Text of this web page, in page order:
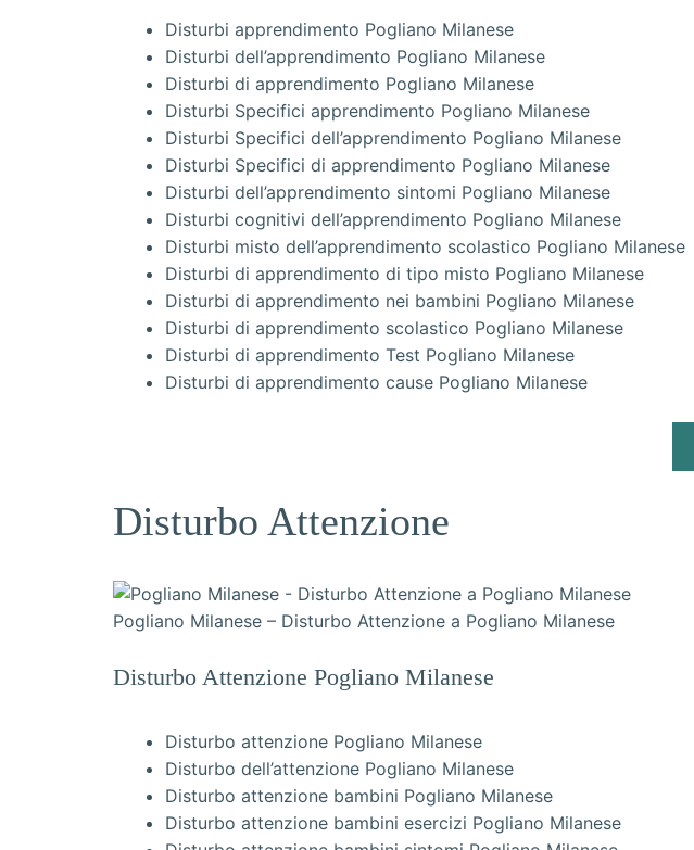
Disturbi apprendimento Pogliano Milanese
Disturbi dell’apprendimento Pogliano Milanese
Disturbi di apprendimento Pogliano Milanese
Disturbi Specifici apprendimento Pogliano Milanese
Disturbi Specifici dell’apprendimento Pogliano Milanese
Disturbi Specifici di apprendimento Pogliano Milanese
Disturbi dell’apprendimento sintomi Pogliano Milanese
Disturbi cognitivi dell’apprendimento Pogliano Milanese
Disturbi misto dell’apprendimento scolastico Pogliano Milanese
Disturbi di apprendimento di tipo misto Pogliano Milanese
Disturbi di apprendimento nei bambini Pogliano Milanese
Disturbi di apprendimento scolastico Pogliano Milanese
Disturbi di apprendimento Test Pogliano Milanese
Disturbi di apprendimento cause Pogliano Milanese
Disturbo Attenzione
Pogliano Milanese – Disturbo Attenzione a Pogliano Milanese
Disturbo Attenzione Pogliano Milanese
Disturbo attenzione Pogliano Milanese
Disturbo dell’attenzione Pogliano Milanese
Disturbo attenzione bambini Pogliano Milanese
Disturbo attenzione bambini esercizi Pogliano Milanese